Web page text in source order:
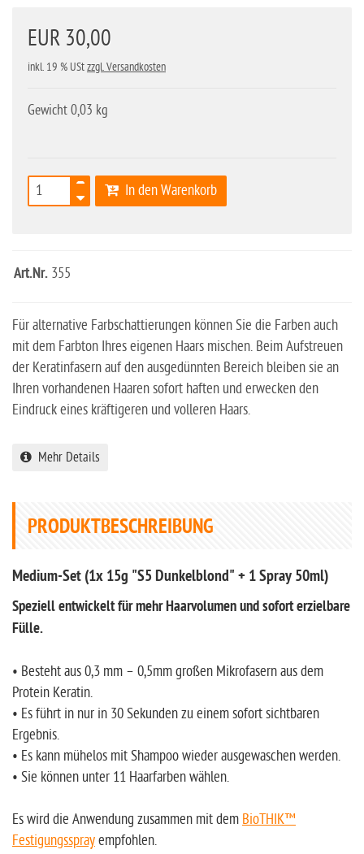
EUR 30,00
inkl. 19 % UStzzgl. Versandkosten
Gewicht 0,03 kg
In den Warenkorb
Art.Nr. 355
Für alternative Farbschattierungen können Sie die Farben auch
mit dem Farbton Ihres eigenen Haars mischen. Beim Aufstreuen
der Keratinfasern auf den ausgedünnten Bereich bleiben sie an
Ihren vorhandenen Haaren sofort haften und erwecken den
Eindruck eines kräftigeren und volleren Haars.
Mehr Details
PRODUKTBESCHREIBUNG
Medium-Set (1x 15g "S5 Dunkelblond" + 1 Spray 50ml)
Speziell entwickelt für mehr Haarvolumen und sofort erzielbare
Fülle.
• Besteht aus 0,3 mm – 0,5mm großen Mikrofasern aus dem
Protein Keratin.
• Es führt in nur in 30 Sekunden zu einem sofort sichtbaren
Ergebnis.
• Es kann mühelos mit Shampoo wieder ausgewaschen werden.
• Sie können unter 11 Haarfarben wählen.
Es wird die Anwendung zusammen mit dem BioTHIK™
Festigungssprayempfohlen.